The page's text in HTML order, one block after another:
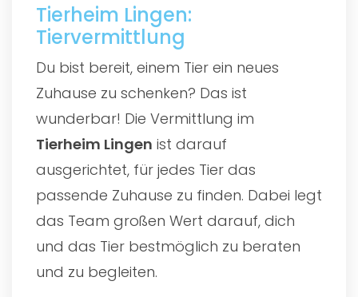
Tierheim Lingen:
Tiervermittlung
Du bist bereit, einem Tier ein neues
Zuhause zu schenken? Das ist
wunderbar! Die Vermittlung im
Tierheim Lingen ist darauf
ausgerichtet, für jedes Tier das
passende Zuhause zu finden. Dabei legt
das Team großen Wert darauf, dich
und das Tier bestmöglich zu beraten
und zu begleiten.